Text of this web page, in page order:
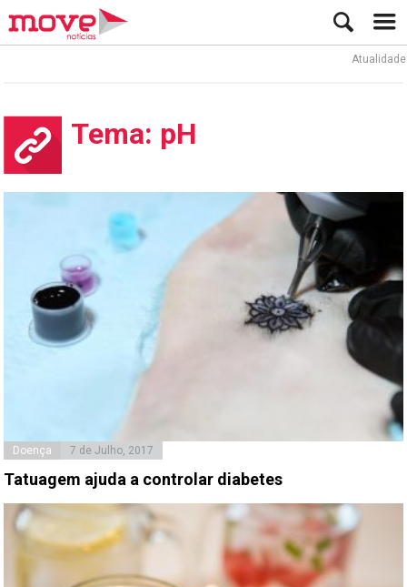
Atualidade
Tema: pH
Doença 7 de Julho, 2017
Tatuagem ajuda a controlar diabetes